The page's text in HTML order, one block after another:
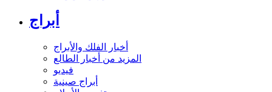
أبراج
أخبار الفلك والأبراج
المزيد من أخبار الطالع
فيديو
أبراج صينية